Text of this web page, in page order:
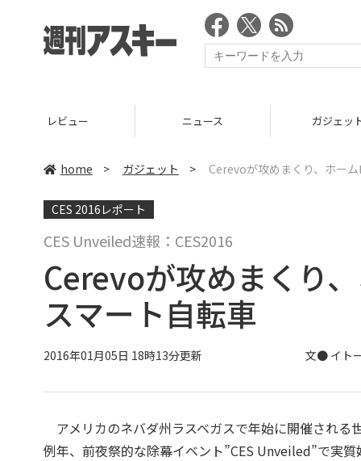
ニュース ガジェット ゲーム
home > ガジェット > Cerevoが攻めまくり、ホー
CES 2016レポート
CES Unveiled速報：CES2016
Cerevoが攻めまくり
スマート自転車
2016年01月05日 18時13分更新 文● イト
アメリカのネバダ州ラスベガスで年始に開催される
例年、前夜祭的な除幕イベント”CES Unveiled”で実